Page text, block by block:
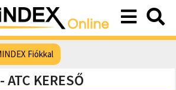
Fiókkal
ATC KERESŐ